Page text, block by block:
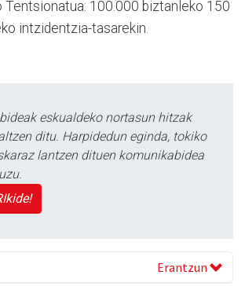
Tentsionatua: 100.000 biztanleko 150
intzidentzia-tasarekin.
eskualdeko nortasun hitzak
ditu. Harpidedun eginda, tokiko
lantzen dituen komunikabidea
Erantzun